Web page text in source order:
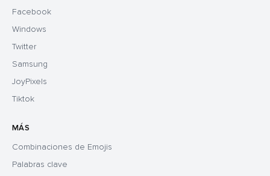
Facebook
Windows
Twitter
Samsung
JoyPixels
Tiktok
MÁS
Combinaciones de Emojis
Palabras clave